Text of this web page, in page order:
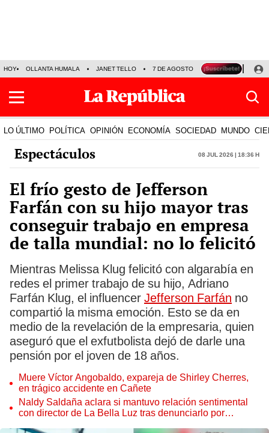
HOY OLLANTA HUMALA JANET TELLO 7 DE AGOSTO TINKA RESULTADOS
LO ÚLTIMO POLÍTICA OPINIÓN ECONOMÍA SOCIEDAD MUNDO
Espectáculos 08 Jul 2026 | 18:36 h
El frío gesto de Jefferson
Farfán con su hijo mayor tras
conseguir trabajo en empresa
de talla mundial: no lo felicitó
Mientras Melissa Klug felicitó con algarabía en
redes el primer trabajo de su hijo, Adriano
Farfán Klug, el influencer Jefferson Farfán no
compartió la misma emoción. Esto se da en
medio de la revelación de la empresaria, quien
aseguró que el exfutbolista dejó de darle una
pensión por el joven de 18 años.
Muere Víctor Angobaldo, expareja de Shirley Cherres,
en trágico accidente en Cañete
Naldy Saldaña aclara si mantuvo relación sentimental
con director de La Bella Luz tras denunciarlo por